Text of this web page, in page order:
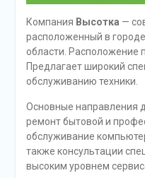
Компания Высотка —
расположенный в
области. Расположение
Предлагает широкий
обслуживанию техники.
Основные направления
ремонт бытовой и
обслуживание
также консультации
высоким уровнем